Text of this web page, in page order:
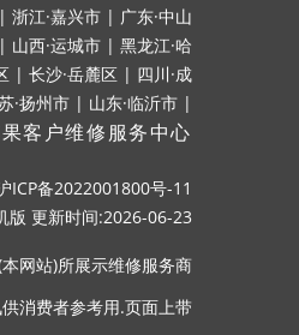
| 浙江·嘉兴市 | 广东·中山
| 山西·运城市 | 黑龙江·哈
| 长沙·岳麓区 | 四川·成
·扬州市 | 山东·临沂市 |
客户维修服务中心
ICP备2022001800号-11
版 更新时间:2026-06-23
网站)所展示维修服务商
消费者参考用.页面上带